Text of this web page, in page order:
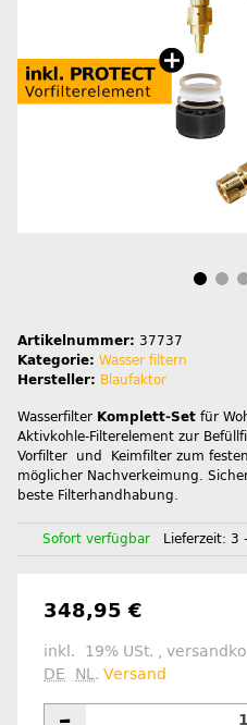
Artikelnummer: 37737
Kategorie: Wasser filtern
Hersteller: Blaufaktor
Wasserfilter Komplett-Set für
Aktivkohle-Filterelement zur
Vorfilter und Keimfilter zum
möglicher Nachverkeimung.
beste Filterhandhabung.
Sofort verfügbar Lieferzeit: 3
348,95 €
inkl. 19% USt. ,
DE
NL. Versand